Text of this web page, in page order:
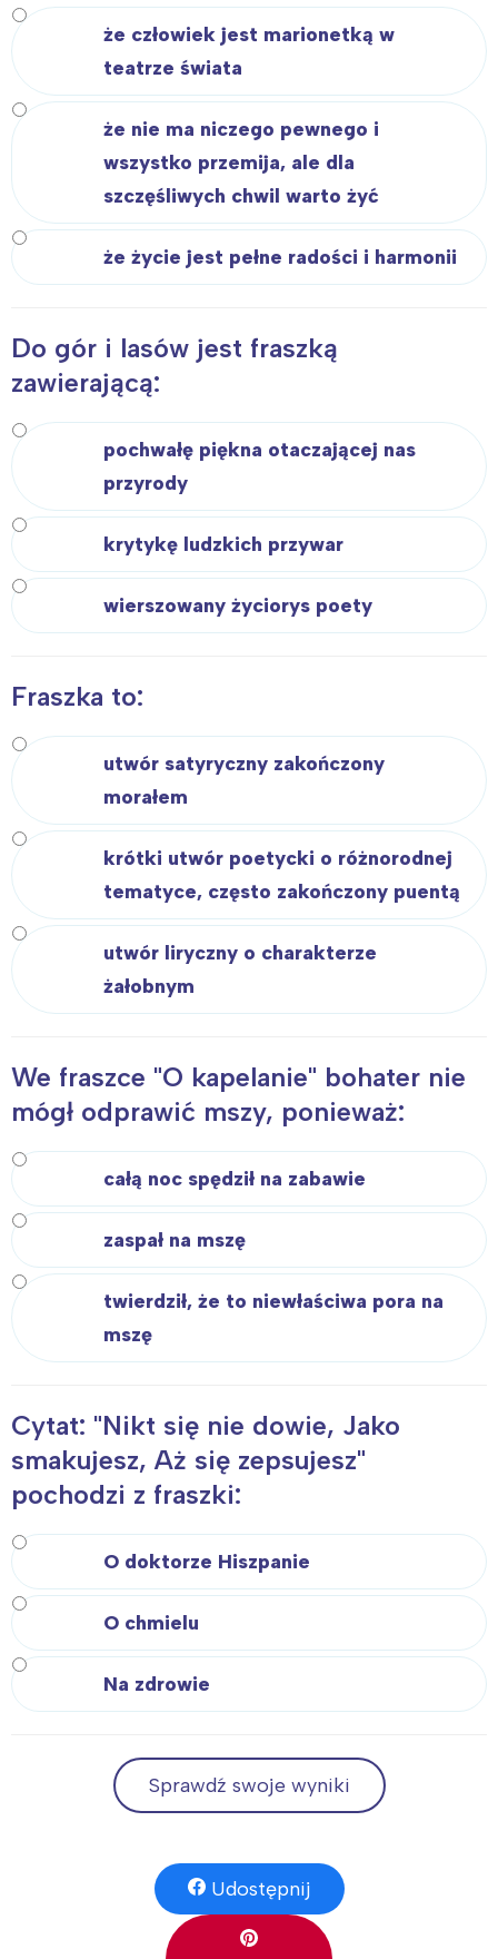
że człowiek jest marionetką w
teatrze świata
że nie ma niczego pewnego i
wszystko przemija, ale dla
szczęśliwych chwil warto żyć
że życie jest pełne radości i harmonii
Do gór i lasów jest fraszką
zawierającą:
pochwałę piękna otaczającej nas
przyrody
krytykę ludzkich przywar
wierszowany życiorys poety
Fraszka to:
utwór satyryczny zakończony
morałem
krótki utwór poetycki o różnorodnej
tematyce, często zakończony puentą
utwór liryczny o charakterze
żałobnym
We fraszce "O kapelanie" bohater nie
mógł odprawić mszy, ponieważ:
całą noc spędził na zabawie
zaspał na mszę
twierdził, że to niewłaściwa pora na
mszę
Cytat: "Nikt się nie dowie, Jako
smakujesz, Aż się zepsujesz"
pochodzi z fraszki:
O doktorze Hiszpanie
O chmielu
Na zdrowie
Sprawdź swoje wyniki
Udostępnij
Interesują mnie wydarzenia z
tego regionu:
Wybieram